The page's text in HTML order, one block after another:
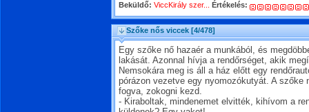
Beküldő: ViccKirály szer... Értékelés:
Szőke nős viccek [4/478]
Egy szőke nő hazaér a munkából, és
lakását. Azonnal hívja a rendőrséget, akik
Nemsokára meg is áll a ház előtt egy
pórázon vezetve egy nyomozókutyát. A szőke
fogva, zokogni kezd.
- Kiraboltak, mindenemet elvitték, kihívom a